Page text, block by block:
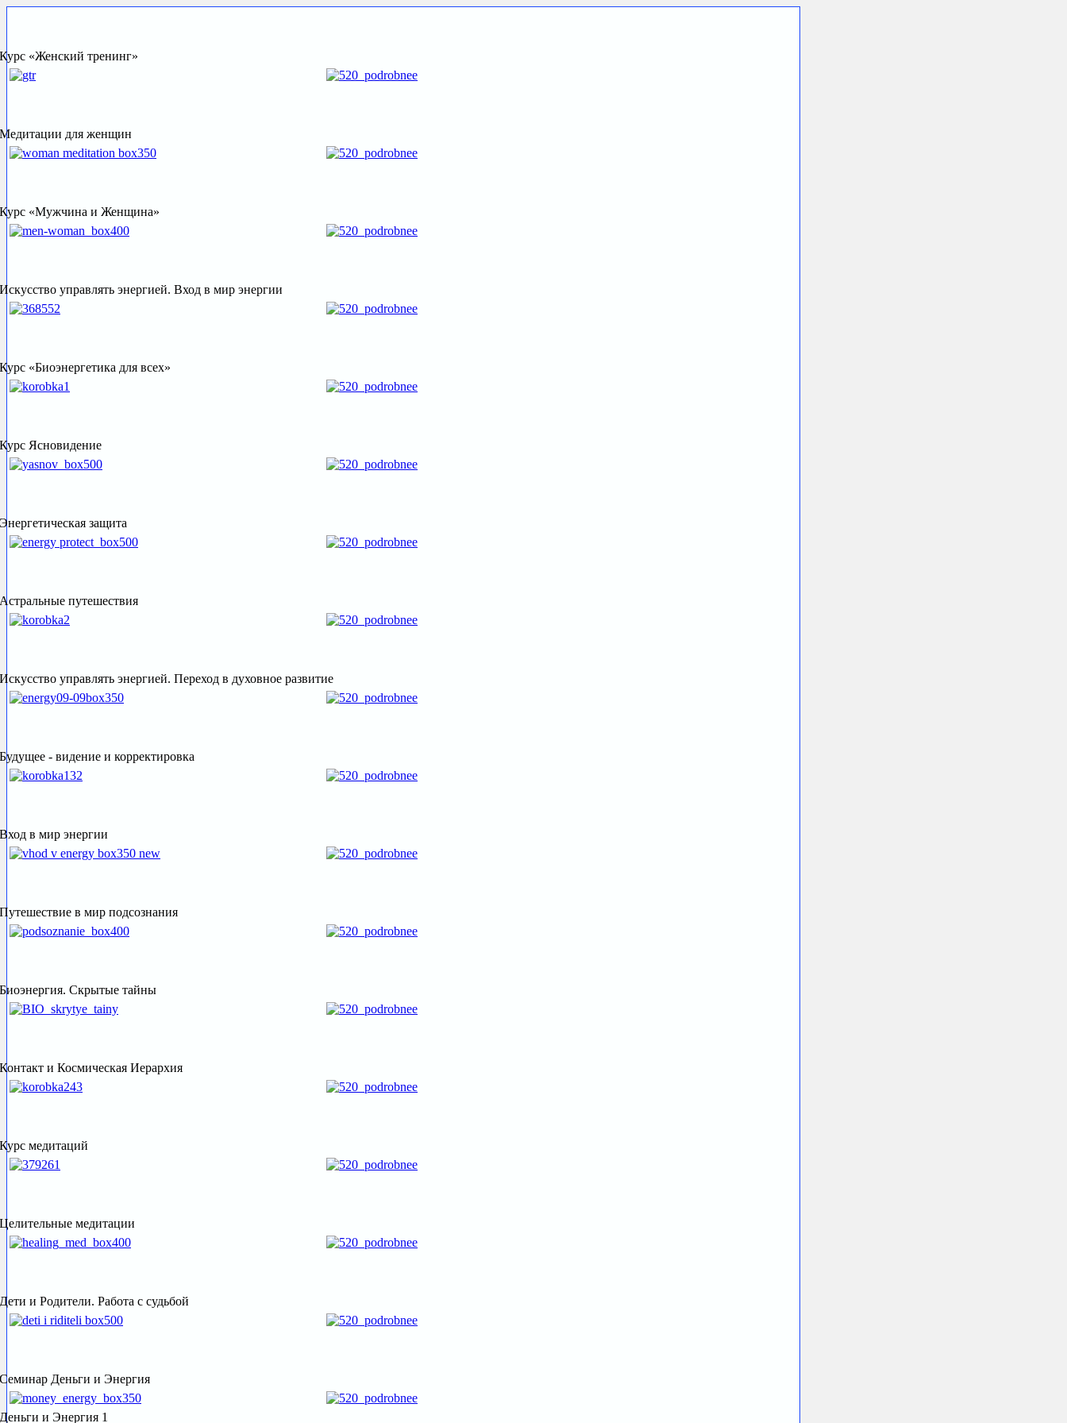
Курс «Женский тренинг»
Медитации для женщин
Курс «Мужчина и Женщина»
Искусство управлять энергией. Вход в мир энергии
Курс «Биоэнергетика для всех»
Курс Ясновидение
Энергетическая защита
Астральные путешествия
Искусство управлять энергией. Переход в духовное развитие
Будущее - видение и корректировка
Вход в мир энергии
Путешествие в мир подсознания
Биоэнергия. Скрытые тайны
Контакт и Космическая Иерархия
Курс медитаций
Целительные медитации
Дети и Родители. Работа с судьбой
Семинар Деньги и Энергия
Деньги и Энергия 1